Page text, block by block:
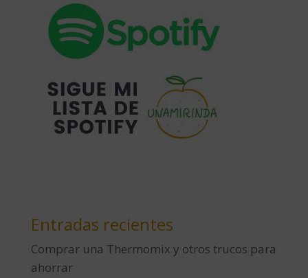
Entradas recientes
Comprar una Thermomix y otros trucos para
ahorrar